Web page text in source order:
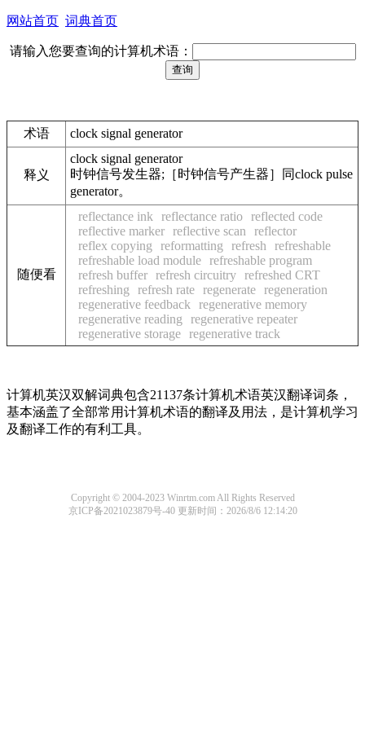
网站首页 词典首页
请输入您要查询的计算机术语：
术语 clock signal generator
释义
clock signal generator
时钟信号发生器;［时钟信号产生器］同clock pulse
generator。
随便看
reflectance ink reflectance ratio reflected code
reflective marker reflective scan
reflector
reflex copying
reformatting refresh
refreshable
refreshable load module refreshable program
refresh buffer refresh circuitry refreshed CRT
refreshing
refresh rate regenerate regeneration
regenerative feedback
regenerative memory
regenerative reading
regenerative repeater
regenerative storage regenerative track
计算机英汉双解词典包含21137条计算机术语英汉翻译词条，
基本涵盖了全部常用计算机术语的翻译及用法，是计算机学习
及翻译工作的有利工具。
Copyright © 2004-2023 Winrtm.com All Rights Reserved
京ICP备2021023879号-40 更新时间：2026/8/6 12:14:20